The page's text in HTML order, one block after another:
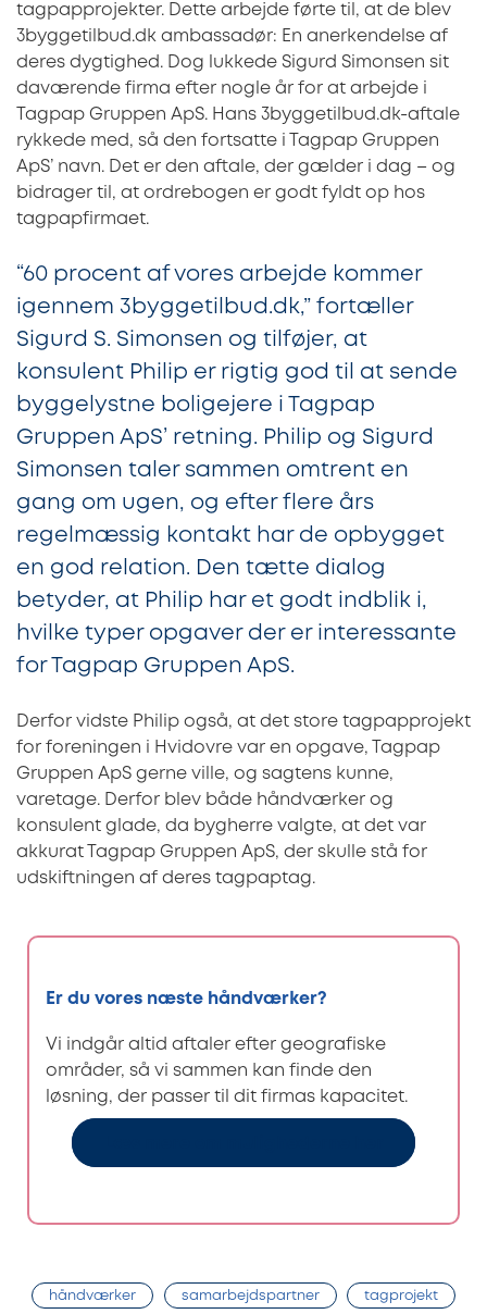
tagpapprojekter. Dette arbejde førte til, at de blev
3byggetilbud.dk ambassadør: En anerkendelse af
deres dygtighed. Dog lukkede Sigurd Simonsen sit
daværende firma efter nogle år for at arbejde i
Tagpap Gruppen ApS. Hans 3byggetilbud.dk-aftale
rykkede med, så den fortsatte i Tagpap Gruppen
ApS’ navn. Det er den aftale, der gælder i dag – og
bidrager til, at ordrebogen er godt fyldt op hos
tagpapfirmaet.
“60 procent af vores arbejde kommer
igennem 3byggetilbud.dk,” fortæller
Sigurd S. Simonsen og tilføjer, at
konsulent Philip er rigtig god til at sende
byggelystne boligejere i Tagpap
Gruppen ApS’ retning. Philip og Sigurd
Simonsen taler sammen omtrent en
gang om ugen, og efter flere års
regelmæssig kontakt har de opbygget
en god relation. Den tætte dialog
betyder, at Philip har et godt indblik i,
hvilke typer opgaver der er interessante
for Tagpap Gruppen ApS.
Derfor vidste Philip også, at det store tagpapprojekt
for foreningen i Hvidovre var en opgave, Tagpap
Gruppen ApS gerne ville, og sagtens kunne,
varetage. Derfor blev både håndværker og
konsulent glade, da bygherre valgte, at det var
akkurat Tagpap Gruppen ApS, der skulle stå for
udskiftningen af deres tagpaptag.
Er du vores næste håndværker?
Vi indgår altid aftaler efter geografiske
områder, så vi sammen kan finde den
løsning, der passer til dit firmas kapacitet.
håndværker samarbejdspartner tagprojekt